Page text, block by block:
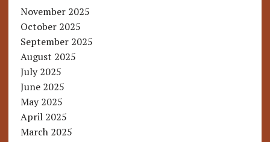
November 2025
October 2025
September 2025
August 2025
July 2025
June 2025
May 2025
April 2025
March 2025